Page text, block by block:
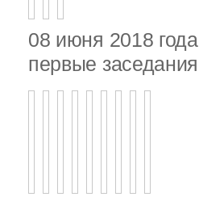
08 июня 2018
первые